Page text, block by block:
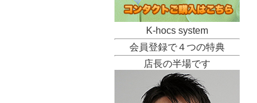
K-hocs system
会員登録で４つの特典
店長の半場です